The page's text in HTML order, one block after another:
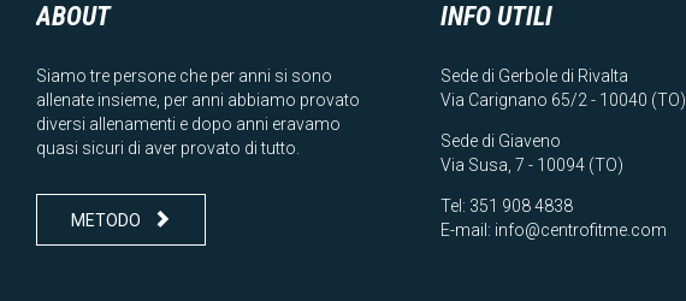
ABOUT
Siamo tre persone che per anni si sono
allenate insieme, per anni abbiamo provato
diversi allenamenti e dopo anni eravamo
quasi sicuri di aver provato di tutto.
METODO 
INFO UTILI
Sede di Gerbole di Rivalta
Via Carignano 65/2 - 10040 (TO)
Sede di Giaveno
Via Susa, 7 - 10094 (TO)
Tel: 351 908 4838
E-mail: info@centrofitme.com